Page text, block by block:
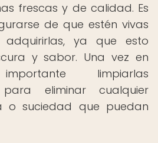
frescas y de calidad. Es
de que estén vivas
ya que esto
y sabor. Una vez en
limpiarlas
para eliminar cualquier
o suciedad que puedan